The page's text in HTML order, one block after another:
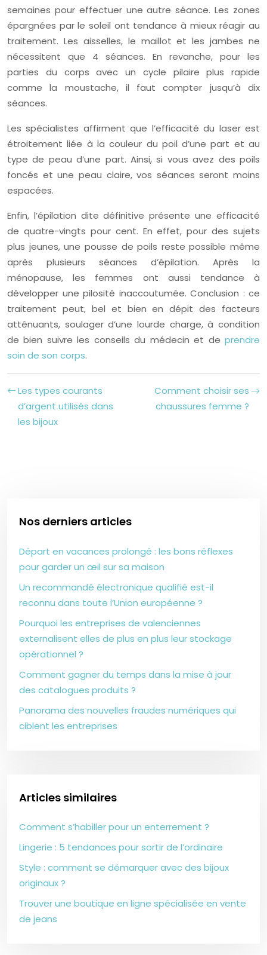
semaines pour effectuer une autre séance. Les zones
épargnées par le soleil ont tendance à mieux réagir au
traitement. Les aisselles, le maillot et les jambes ne
nécessitent que 4 séances. En revanche, pour les
parties du corps avec un cycle pilaire plus rapide
comme la moustache, il faut compter jusqu’à dix
séances.
Les spécialistes affirment que l’efficacité du laser est
étroitement liée à la couleur du poil d’une part et au
type de peau d’une part. Ainsi, si vous avez des poils
foncés et une peau claire, vos séances seront moins
espacées.
Enfin, l’épilation dite définitive présente une efficacité
de quatre-vingts pour cent. En effet, pour des sujets
plus jeunes, une pousse de poils reste possible même
après plusieurs séances d’épilation. Après la
ménopause, les femmes ont aussi tendance à
développer une pilosité inaccoutumée. Conclusion : ce
traitement peut, bel et bien en dépit des facteurs
atténuants, soulager d’une lourde charge, à condition
de bien suivre les conseils du médecin et de prendre
soin de son corps.
Les types courants
d’argent utilisés dans
les bijoux
Comment choisir ses
chaussures femme ?
Nos derniers articles
Départ en vacances prolongé : les bons réflexes
pour garder un œil sur sa maison
Un recommandé électronique qualifié est-il
reconnu dans toute l’Union européenne ?
Pourquoi les entreprises de valenciennes
externalisent elles de plus en plus leur stockage
opérationnel ?
Comment gagner du temps dans la mise à jour
des catalogues produits ?
Panorama des nouvelles fraudes numériques qui
ciblent les entreprises
Articles similaires
Comment s’habiller pour un enterrement ?
Lingerie : 5 tendances pour sortir de l’ordinaire
Style : comment se démarquer avec des bijoux
originaux ?
Trouver une boutique en ligne spécialisée en vente
de jeans